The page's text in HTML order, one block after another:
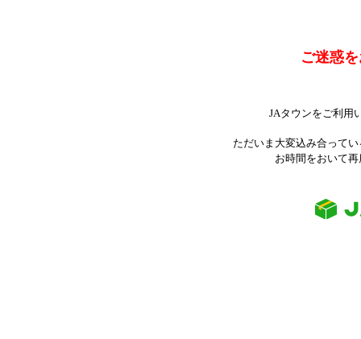
ご迷惑
JAタウンをご利用
ただいま大変込み合って
お時間をおいて